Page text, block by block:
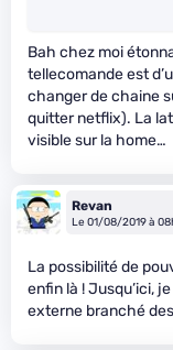
Bah chez moi
tellecomande est
changer de chaine
quitter netflix). La
visible sur la home…
Revan
Le 01/08/2019 à
La possibilité de
enfin là ! Jusqu’ici,
externe branché